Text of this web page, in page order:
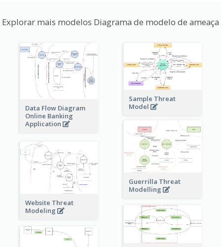
Explorar mais modelos Diagrama de modelo de ameaça
Data Flow Diagram
Online Banking
Application
Sample Threat
Model
Guerrilla Threat
Modelling
Website Threat
Modeling